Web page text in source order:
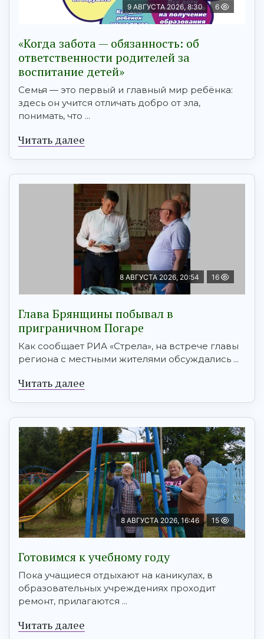
9 АВГУСТА 2026, 8:30 6
«Когда забота — обязанность: об
ответственности родителей за
воспитание детей»
Семья — это первый и главный мир ребёнка:
здесь он учится отличать добро от зла,
понимать, что ...
Читать далее
8 АВГУСТА 2026, 20:54 16
Глава Брянщины побывал в
приграничном Погаре
Как сообщает РИА «Стрела», на встрече главы
региона с местными жителями обсуждались ...
Читать далее
8 АВГУСТА 2026, 16:46 15
Готовимся к учебному году
Пока учащиеся отдыхают на каникулах, в
образовательных учреждениях проходит
ремонт, прилагаются ...
Читать далее